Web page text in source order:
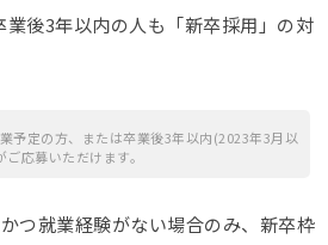
業後3年以内の人も「新卒採用」の対
予定の方、または卒業後3年以内(2023年3月以
応募いただけます。
つ就業経験がない場合のみ、新卒枠